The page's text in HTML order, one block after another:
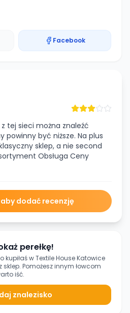
Facebook
tej sieci można znaleźć
powinny być niższe. Na plus
sklep, a nie second
Obsługa Ceny
dodać recenzję
perełkę!
kupiłaś wTextile House Katowice
sklep. Pomożesz innym łowcom
iść.
znalezisko